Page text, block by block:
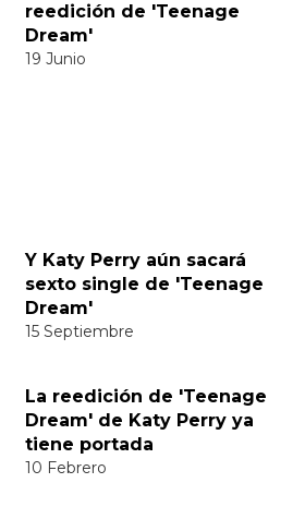
reedición de 'Teenage
Dream'
19 Junio
Y Katy Perry aún sacará
sexto single de 'Teenage
Dream'
15 Septiembre
La reedición de 'Teenage
Dream' de Katy Perry ya
tiene portada
10 Febrero